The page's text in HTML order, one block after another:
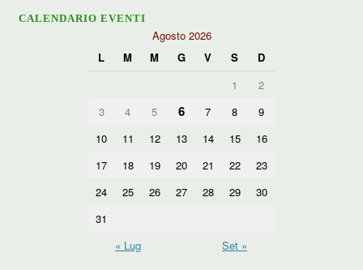
CALENDARIO EVENTI
Agosto 2026
L
M M G V S
D
1
2
3
4 5 6 7 8
9
10
11 12 13 14 15
16
17
18 19 20 21 22
23
24
25 26 27 28 29
30
31
« Lug
Set »